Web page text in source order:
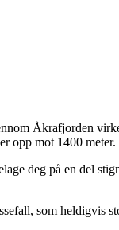
Åkrafjorden
opp mot 1400 meter.
deg på en del
som heldigvis